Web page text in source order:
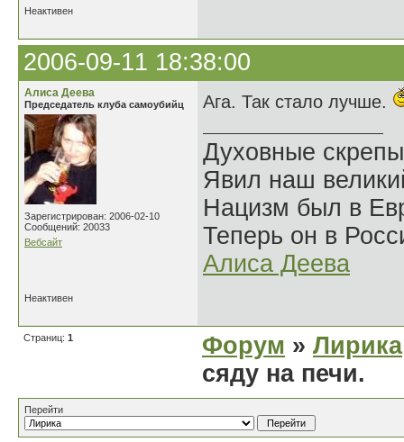
Неактивен
2006-09-11 18:38:00
Алиса Деева
Председатель клуба самоубийц
Зарегистрирован: 2006-02-10
Сообщений: 20033
Вебсайт
Ага. Так стало лучше.
Духовные
Явил наш
Нацизм был в
Теперь он в
Алиса Деева
Неактивен
Страниц: 1 Форум » Лирика
сяду на печи.
Перейти